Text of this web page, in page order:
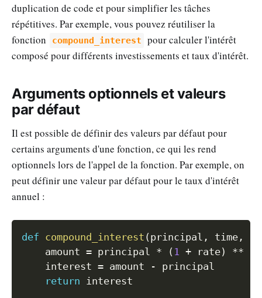
duplication de code et pour simplifier les tâches
répétitives. Par exemple, vous pouvez réutiliser la
fonction
compound_interest
pour calculer l'intérêt
composé pour différents investissements et taux d'intérêt.
Arguments optionnels et valeurs
par défaut
Il est possible de définir des valeurs par défaut pour
certains arguments d'une fonction, ce qui les rend
optionnels lors de l'appel de la fonction. Par exemple, on
peut définir une valeur par défaut pour le taux d'intérêt
annuel :
def compound_interest (principal , time ,
    amount
= principal * ( 1 + rate) **
    interest
= amount - principal
return interest